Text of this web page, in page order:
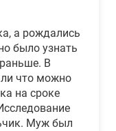
а рождались
было узнать
В
что можно
на сроке
Муж был